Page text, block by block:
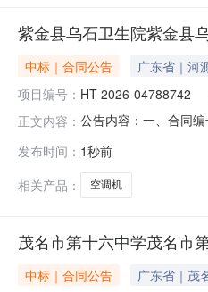
紫金县乌石卫生院紫金县
中标｜合同公告 广东省｜河
项目编号： HT-2026-04788742
正文内容： 公告内容：一、合同
天河区天源路401号
发布时间： 1秒前
相关产品：
空调机
茂名市第十六中学茂名市
中标｜合同公告 广东省｜茂